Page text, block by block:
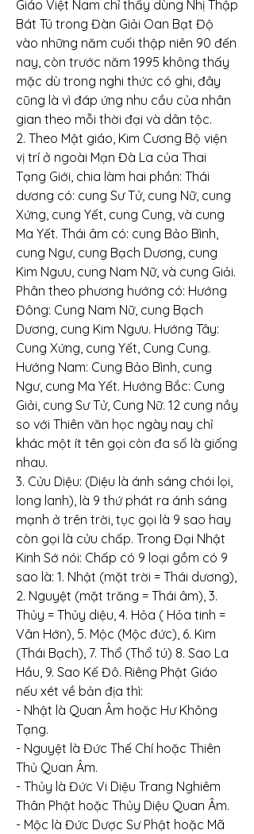
Giáo Việt Nam chỉ thấy dùng Nhị Thập
Bát Tú trong Đàn Giải Oan Bạt Độ
vào những năm cuối thập niên 90 đến
nay, còn trước năm 1995 không thấy
mặc dù trong nghi thức có ghi, đây
cũng là vì đáp ứng nhu cầu của nhân
gian theo mỗi thời đại và dân tộc.
2. Theo Mật giáo, Kim Cương Bộ viện
vị trí ở ngoài Mạn Đà La của Thai
Tạng Giới, chia làm hai phần: Thái
dương có: cung Sư Tử, cung Nữ, cung
Xứng, cung Yết, cung Cung, và cung
Ma Yết. Thái âm có: cung Bảo Bình,
cung Ngư, cung Bạch Dương, cung
Kim Ngưu, cung Nam Nữ, và cung Giải.
Phân theo phương hướng có: Hướng
Đông: Cung Nam Nữ, cung Bạch
Dương, cung Kim Ngưu. Hướng Tây:
Cung Xứng, cung Yết, Cung Cung.
Hướng Nam: Cung Bảo Bình, cung
Ngư, cung Ma Yết. Hướng Bắc: Cung
Giải, cung Sư Tử, Cung Nữ. 12 cung nầy
so với Thiên văn học ngày nay chỉ
khác một ít tên gọi còn đa số là giống
nhau.
3. Cửu Diệu: (Diệu là ánh sáng chói lọi,
long lanh), là 9 thứ phát ra ánh sáng
mạnh ở trên trời, tục gọi là 9 sao hay
còn gọi là cửu chấp. Trong Đại Nhật
Kinh Sớ nói: Chấp có 9 loại gồm có 9
sao là: 1. Nhật (mặt trời = Thái dương),
2. Nguyệt (mặt trăng = Thái âm), 3.
Thủy = Thủy diệu, 4. Hỏa ( Hỏa tinh =
Vân Hớn), 5. Mộc (Mộc đức), 6. Kim
(Thái Bạch), 7. Thổ (Thổ tú) 8. Sao La
Hầu, 9. Sao Kế Đô. Riêng Phật Giáo
nếu xét về bản địa thì:
- Nhật là Quan Âm hoặc Hư Không
Tạng.
- Nguyệt là Đức Thế Chí hoặc Thiên
Thủ Quan Âm.
- Thủy là Đức Vi Diệu Trang Nghiêm
Thân Phật hoặc Thủy Diệu Quan Âm.
- Mộc là Đức Dược Sư Phật hoặc Mã